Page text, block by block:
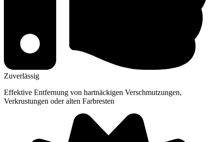
Zuverlässig
Effektive Entfernung von hartnäckigen Verschmutzungen,
Verkrustungen oder alten Farbresten